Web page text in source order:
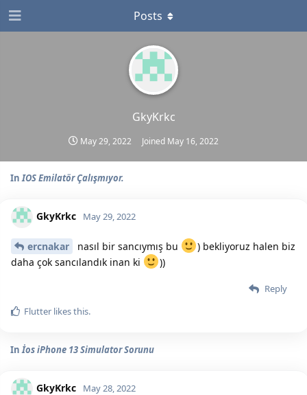
GkyKrkc
May 29, 2022 Joined May 16, 2022
Posts
InIOS Emilatör Çalışmıyor.
GkyKrkc May 29, 2022
ercnakar nasıl bir sancıymış bu
) bekliyoruz halen biz
daha çok sancılandık inan ki
))
Reply
Flutter likes this.
Inİos iPhone 13 Simulator Sorunu
GkyKrkc May 28, 2022